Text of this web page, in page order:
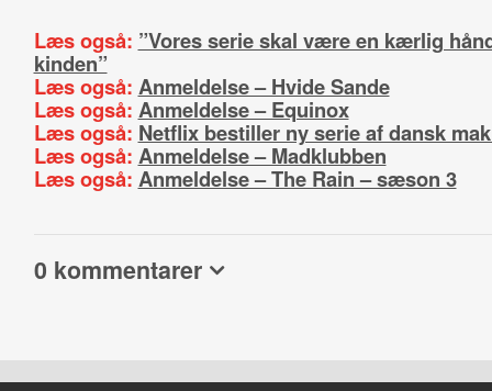
Læs også: ”Vores serie skal være en kærlig
kinden”
Læs også: Anmeldelse – Hvide Sande
Læs også: Anmeldelse – Equinox
Læs også: Netflix bestiller ny serie af dansk
Læs også: Anmeldelse – Madklubben
Læs også: Anmeldelse – The Rain – sæson 3
0 kommentarer